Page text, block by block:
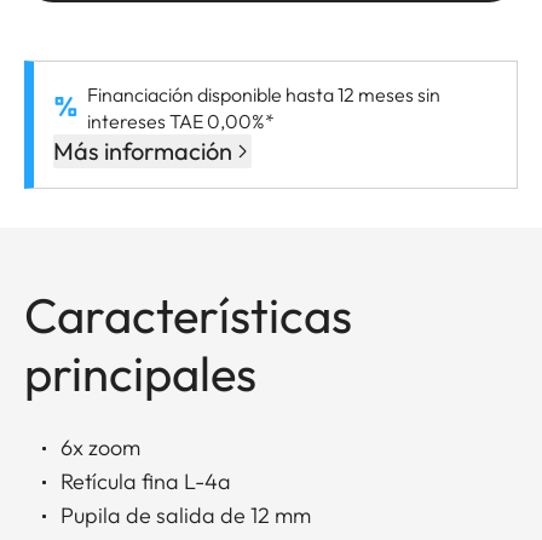
Financiación disponible hasta 12 meses sin
intereses TAE 0,00%*
Más información
Características
principales
6x zoom
Retícula fina L-4a
Pupila de salida de 12 mm